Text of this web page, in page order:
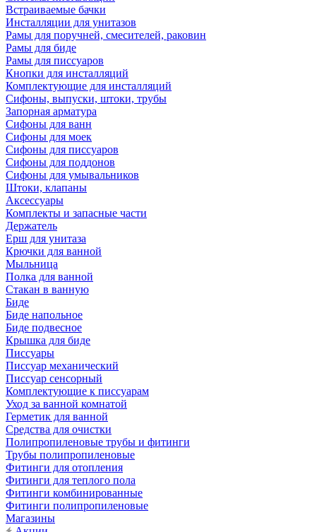
Встраиваемые бачки
Инсталляции для унитазов
Рамы для поручней, смесителей, раковин
Рамы для биде
Рамы для писсуаров
Кнопки для инсталляций
Комплектующие для инсталляций
Сифоны, выпуски, штоки, трубы
Запорная арматура
Сифоны для ванн
Сифоны для моек
Сифоны для писсуаров
Сифоны для поддонов
Сифоны для умывальников
Штоки, клапаны
Аксессуары
Комплекты и запасные части
Держатель
Ерш для унитаза
Крючки для ванной
Мыльница
Полка для ванной
Стакан в ванную
Биде
Биде напольное
Биде подвесное
Крышка для биде
Писсуары
Писсуар механический
Писсуар сенсорный
Комплектующие к писсуарам
Уход за ванной комнатой
Герметик для ванной
Средства для очистки
Полипропиленовые трубы и фитинги
Трубы полипропиленовые
Фитинги для отопления
Фитинги для теплого пола
Фитинги комбинированные
Фитинги полипропиленовые
Магазины